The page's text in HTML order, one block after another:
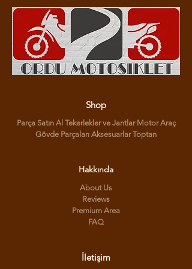
Shop
Parça Satın Al Tekerlekler ve Jantlar Motor Araç
Gövde Parçaları Aksesuarlar Toptan
Hakkında
About Us
Reviews
Premium Area
FAQ
İletişim